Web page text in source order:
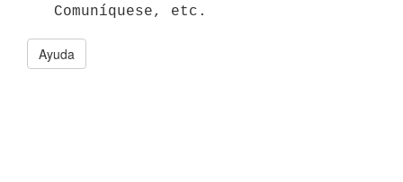
Ayuda